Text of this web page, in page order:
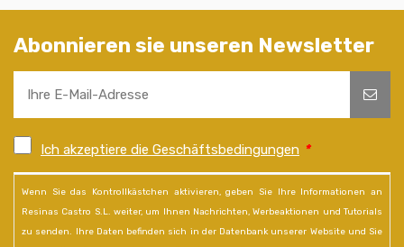
Abonnieren sie unseren Newsletter
Ich akzeptiere die Geschäftsbedingungen *
Wenn Sie das Kontrollkästchen aktivieren, geben Sie Ihre Informationen an
Resinas Castro S.L. weiter, um Ihnen Nachrichten, Werbeaktionen und Tutorials
zu senden. Ihre Daten befinden sich in der Datenbank unserer Website und Sie